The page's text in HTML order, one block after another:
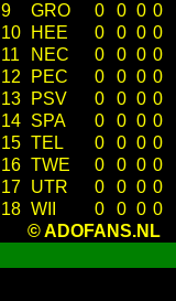
9
GRO 0 0 0 0
10
HEE 0 0 0 0
11
NEC 0 0 0 0
12
PEC 0 0 0 0
13
PSV 0 0 0 0
14 SPA 0 0 0 0
15 TEL 0 0 0 0
16 TWE 0 0 0 0
17 UTR 0 0 0 0
18 WII 0 0 0 0
© ADOFANS.NL